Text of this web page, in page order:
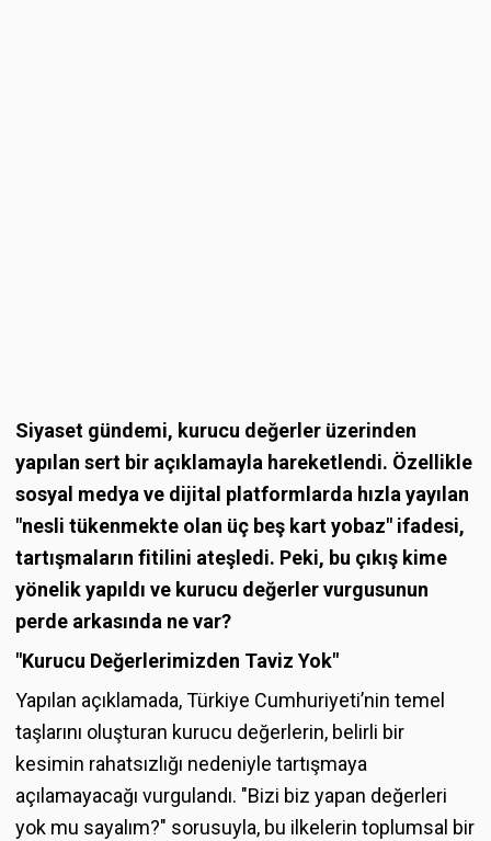
Siyaset gündemi, kurucu değerler üzerinden
yapılan sert bir açıklamayla hareketlendi. Özellikle
sosyal medya ve dijital platformlarda hızla yayılan
"nesli tükenmekte olan üç beş kart yobaz" ifadesi,
tartışmaların fitilini ateşledi. Peki, bu çıkış kime
yönelik yapıldı ve kurucu değerler vurgusunun
perde arkasında ne var?
"Kurucu Değerlerimizden Taviz Yok"
Yapılan açıklamada, Türkiye Cumhuriyeti’nin temel
taşlarını oluşturan kurucu değerlerin, belirli bir
kesimin rahatsızlığı nedeniyle tartışmaya
açılamayacağı vurgulandı. "Bizi biz yapan değerleri
yok mu sayalım?" sorusuyla, bu ilkelerin toplumsal bir